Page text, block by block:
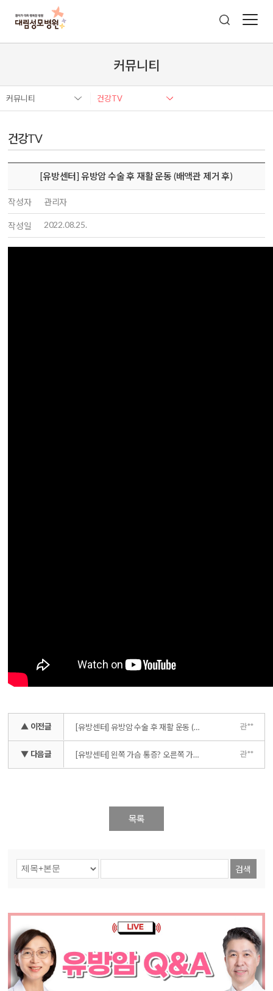
커뮤니티
커뮤니티 건강TV
건강TV
[유방센터] 유방암 수술 후 재활 운동 (배액관 제거 후)
작성자 관리자
작성일 2022.08.25.
▲ 이전글 [유방센터] 유방암 수술 후 재활 운동 (배액관 제거 전) 관**
▼ 다음글 [유방센터] 왼쪽 가슴 통증? 오른쪽 가슴 통증? 혹시 유방암 일까? 관**
목록
검색